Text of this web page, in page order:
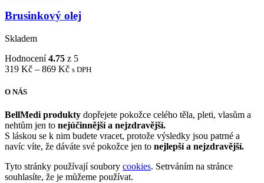
Brusinkový olej
Skladem
Hodnocení4.75 z 5
319 Kč – 869 Kč s DPH
O NÁS
BellMedi produkty dopřejete pokožce celého těla, pleti, vlasům a
nehtům jen to nejúčinnější a nejzdravější.
S láskou se k nim budete vracet, protože výsledky jsou patrné a
navíc víte, že dáváte své pokožce jen to nejlepší a nejzdravější.
Tyto stránky používají soubory cookies. Setrváním na stránce
souhlasíte, že je můžeme používat.